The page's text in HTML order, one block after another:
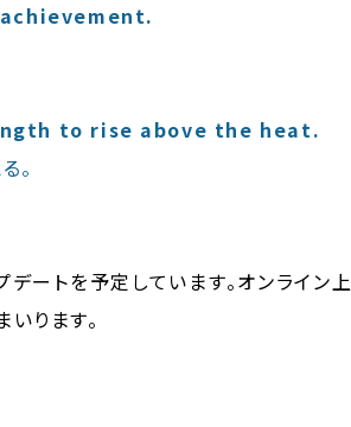
to rise above the heat.
。
ートを予定しています。オンライン上
ります。